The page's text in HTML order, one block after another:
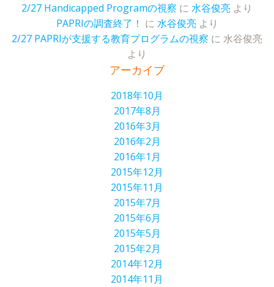
2/27 Handicapped Programの視察 に 水谷俊亮 より
PAPRIの調査終了！ に 水谷俊亮より
2/27 PAPRIが支援する教育プログラムの視察 に 水谷俊亮
より
アーカイブ
2018年10月
2017年8月
2016年3月
2016年2月
2016年1月
2015年12月
2015年11月
2015年7月
2015年6月
2015年5月
2015年2月
2014年12月
2014年11月